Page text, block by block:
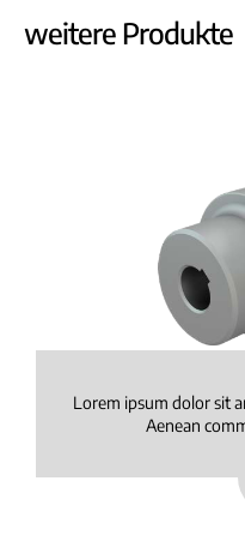
weitere Produkte
Lorem ipsum dolor sit
Aenean